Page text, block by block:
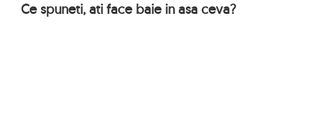
Ce spuneti, ati face baie in asa ceva?